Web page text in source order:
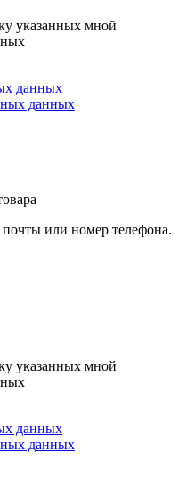
указанных мной
данных
данных
почты или номер телефона.
указанных мной
данных
данных